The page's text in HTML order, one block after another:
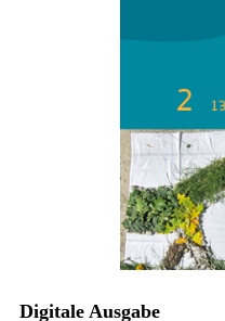
Reittherapie
mit
Digitale Ausgabe